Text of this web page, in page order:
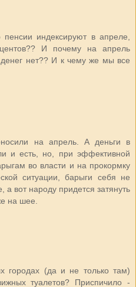
индексируют в апреле,
И почему на апрель
денег нет?? И к чему же мы все
на апрель. А деньги в
и есть, но, при эффективной
во власти и на прокормку
ситуации, барыги себя не
а вот народу придется затянуть
на шее.
городах (да и не только там)
туалетов? Приспичило -